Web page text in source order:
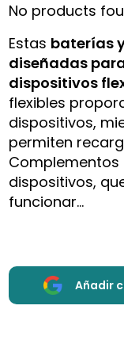
No products
Estas baterías
diseñadas
dispositivos
flexibles
dispositivos,
permiten
dispositivos,
funcionar…
Añadir